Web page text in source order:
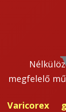
megfelelő
Varicorex